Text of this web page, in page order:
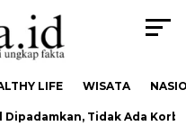
LIFE WISATA
Tidak Ada Korban